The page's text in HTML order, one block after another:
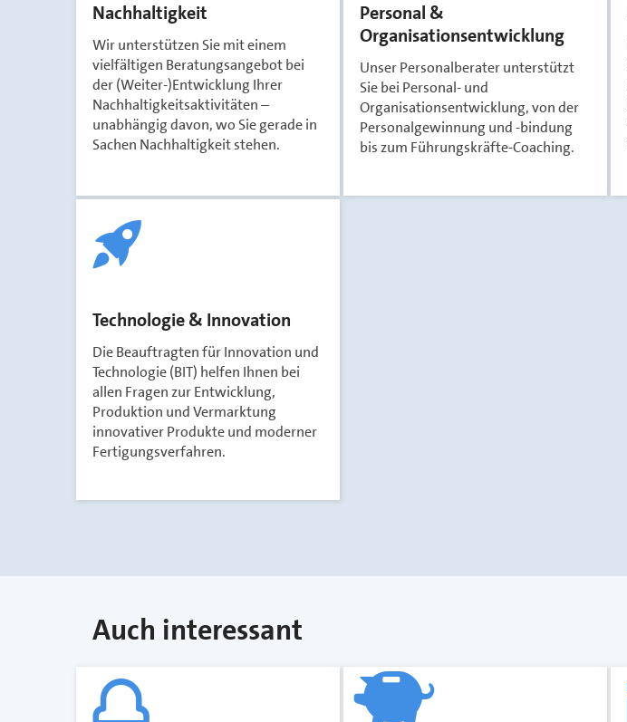
Nachhaltigkeit
Wir unterstützen Sie mit einem
vielfältigen Beratungsangebot bei
der (Weiter-)Entwicklung Ihrer
Nachhaltigkeitsaktivitäten –
unabhängig davon, wo Sie gerade in
Sachen Nachhaltigkeit stehen.
Personal &
Organisationsentwicklung
Unser Personalberater unterstützt
Sie bei Personal- und
Organisationsentwicklung, von der
Personalgewinnung und -bindung
bis zum Führungskräfte-Coaching.
Technologie & Innovation
Die Beauftragten für Innovation und
Technologie (BIT) helfen Ihnen bei
allen Fragen zur Entwicklung,
Produktion und Vermarktung
innovativer Produkte und moderner
Fertigungsverfahren.
Auch interessant